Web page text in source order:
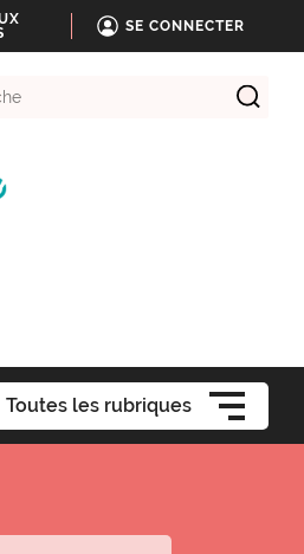
SE CONNECTER
Toutes les rubriques